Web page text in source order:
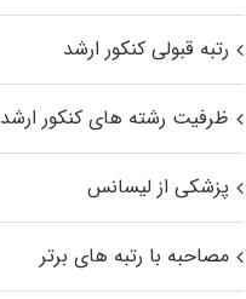
رتبه قبولی کنکور ارشد
ظرفیت رشته های کنکور ارشد
پزشکی از لیسانس
مصاحبه با رتبه های برتر